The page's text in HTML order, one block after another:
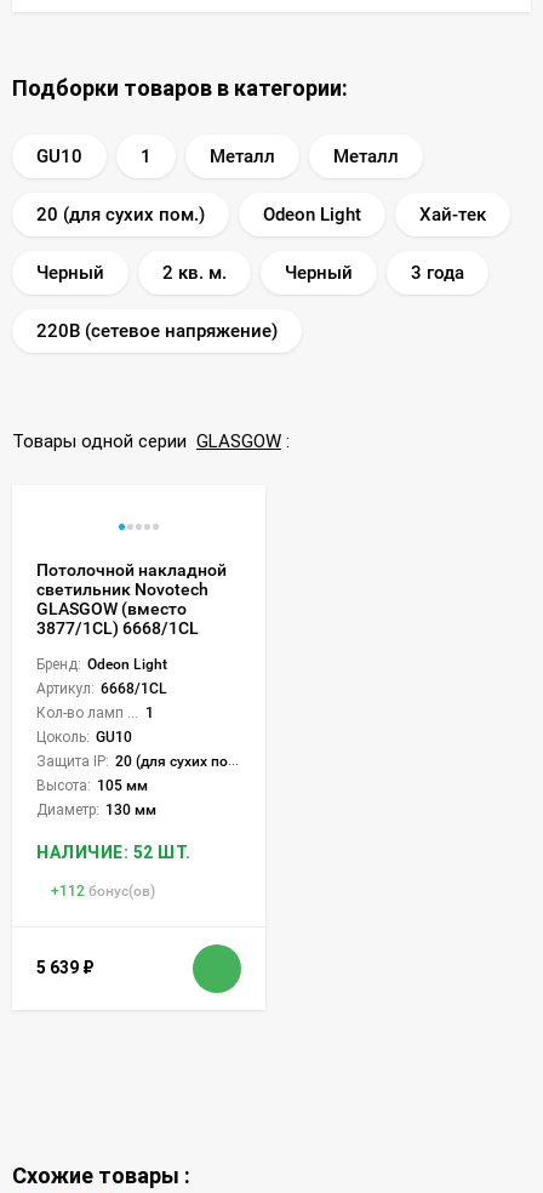
Подборки товаров в категории:
GU10 1 Металл Металл
20 (для сухих пом.) Odeon Light Хай-тек
Черный 2 кв. м. Черный 3 года
220В (сетевое напряжение)
Товары одной серии GLASGOW :
Потолочной накладной
светильник Novotech
GLASGOW (вместо
3877/1CL) 6668/1CL
Бренд: Odeon Light
Артикул: 6668/1CL
1
Цоколь: GU10
Защита IP: 20 (для сухих пом.)
Высота: 105 мм
Диаметр: 130 мм
НАЛИЧИЕ: 52 ШТ.
+112 бонус(ов)
5 639 ₽
Схожие товары :